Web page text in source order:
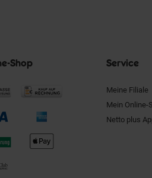
Shop Service
Meine Filiale
Mein Online-
Netto plus